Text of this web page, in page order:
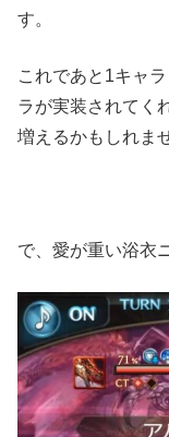
す。
これであと1キャ
ラが実装されてく
増えるかもしれま
で、愛が重い浴衣